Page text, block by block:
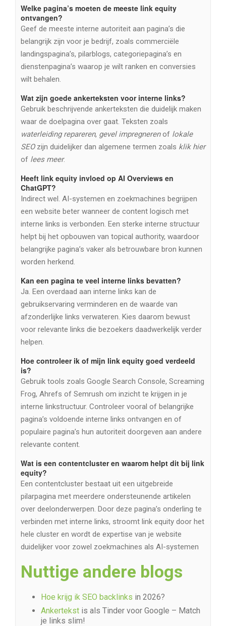
Welke pagina’s moeten de meeste link equity
ontvangen?
Geef de meeste interne autoriteit aan pagina’s die
belangrijk zijn voor je bedrijf, zoals commerciële
landingspagina’s, pilarblogs, categoriepagina’s en
dienstenpagina’s waarop je wilt ranken en conversies
wilt behalen.
Wat zijn goede ankerteksten voor interne links?
Gebruik beschrijvende ankerteksten die duidelijk maken
waar de doelpagina over gaat. Teksten zoals
waterleiding repareren, gevel impregnerenof lokale
SEOzijn duidelijker dan algemene termen zoals klik hier
of lees meer.
Heeft link equity invloed op AI Overviews en
ChatGPT?
Indirect wel. AI-systemen en zoekmachines begrijpen
een website beter wanneer de content logisch met
interne links is verbonden. Een sterke interne structuur
helpt bij het opbouwen van topical authority, waardoor
belangrijke pagina’s vaker als betrouwbare bron kunnen
worden herkend.
Kan een pagina te veel interne links bevatten?
Ja. Een overdaad aan interne links kan de
gebruikservaring verminderen en de waarde van
afzonderlijke links verwateren. Kies daarom bewust
voor relevante links die bezoekers daadwerkelijk verder
helpen.
Hoe controleer ik of mijn link equity goed verdeeld
is?
Gebruik tools zoals Google Search Console, Screaming
Frog, Ahrefs of Semrush om inzicht te krijgen in je
interne linkstructuur. Controleer vooral of belangrijke
pagina’s voldoende interne links ontvangen en of
populaire pagina’s hun autoriteit doorgeven aan andere
relevante content.
Wat is een contentcluster en waarom helpt dit bij link
equity?
Een contentcluster bestaat uit een uitgebreide
pilarpagina met meerdere ondersteunende artikelen
over deelonderwerpen. Door deze pagina’s onderling te
verbinden met interne links, stroomt link equity door het
hele cluster en wordt de expertise van je website
duidelijker voor zowel zoekmachines als AI-systemen
Nuttige andere blogs
Hoe krijg ik SEO backlinks in 2026?
Ankertekst is als Tinder voor Google – Match
je links slim!